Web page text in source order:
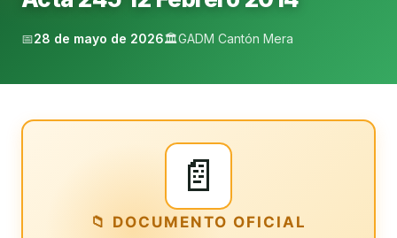
📅28 de mayo de 2026🏛️GADM Cantón Mera
📄
📁 DOCUMENTO OFICIAL